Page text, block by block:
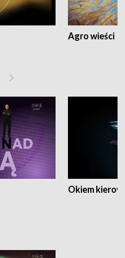
Agro wieści
Okiem